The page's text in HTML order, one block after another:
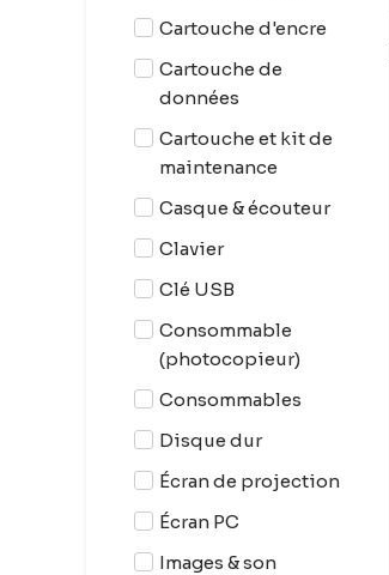
Cartouche d'encre
Cartouche de
données
Cartouche et kit de
maintenance
Casque & écouteur
Clavier
Clé USB
Consommable
(photocopieur)
Consommables
Disque dur
Écran de projection
Écran PC
Images & son